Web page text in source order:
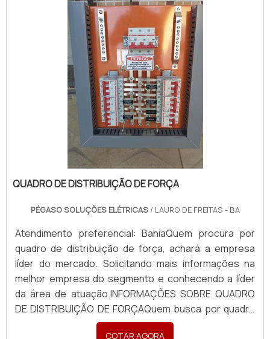
QUADRO DE DISTRIBUIÇÃO DE FORÇA
PÉGASO SOLUÇÕES ELÉTRICAS / LAURO DE FREITAS - BA
Atendimento preferencial: BahiaQuem procura por
quadro de distribuição de força, achará a empresa
líder do mercado. Solicitando mais informações na
melhor empresa do segmento e conhecendo a líder
da área de atuação.INFORMAÇÕES SOBRE QUADRO
DE DISTRIBUIÇÃO DE FORÇAQuem busca por quadro
de distribuição de força em uma empresa inovadora,
COTAR AGORA